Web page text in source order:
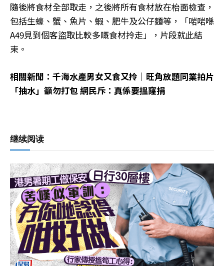
隨後將食材全部取走，之後將所有食材放在枱面檢查，
包括生蠔、蟹、魚片、蝦、肥牛及公仔麵等，「啱啱喺
A49見到個客盜取比較多嘅食材拎走」，片段就此結
束。
相關新聞：千海水產男女又食又拎｜旺角放題同業拍片
「抽水」籲勿打包 網民斥：真係要搵窿捐
继续阅读